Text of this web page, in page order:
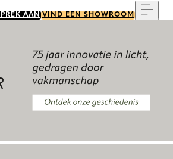
AAN VIND EEN SHOWROOM